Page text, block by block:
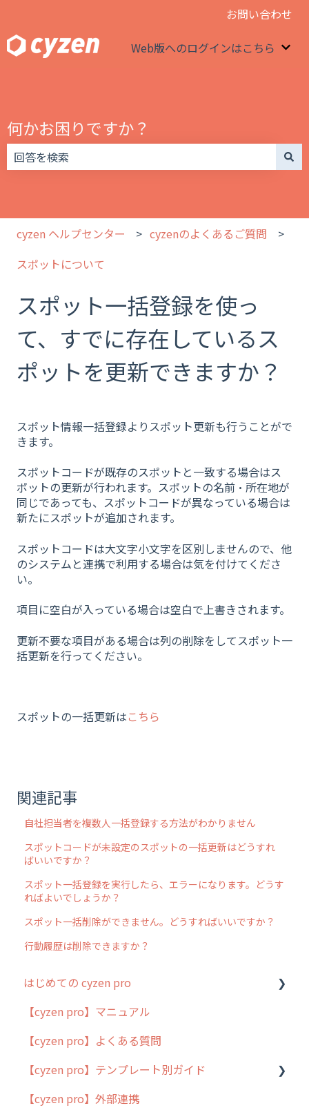
お問い合わせ
Web版へのログインはこちら
何かお困りですか？
cyzen ヘルプセンター
cyzenのよくあるご質問
スポットについて
スポット一括登録を使っ
て、すでに存在しているス
ポットを更新できますか？
スポット情報一括登録よりスポット更新も行うことがで
きます。
スポットコードが既存のスポットと一致する場合はス
ポットの更新が行われます。スポットの名前・所在地が
同じであっても、スポットコードが異なっている場合は
新たにスポットが追加されます。
スポットコードは大文字小文字を区別しませんので、他
のシステムと連携で利用する場合は気を付けてくださ
い。
項目に空白が入っている場合は空白で上書きされます。
更新不要な項目がある場合は列の削除をしてスポット一
括更新を行ってください。
スポットの一括更新はこちら
関連記事
自社担当者を複数人一括登録する方法がわかりません
スポットコードが未設定のスポットの一括更新はどうすれ
ばいいですか？
スポット一括登録を実行したら、エラーになります。どうす
ればよいでしょうか？
スポット一括削除ができません。どうすればいいですか？
行動履歴は削除できますか？
はじめての cyzen pro
cyzen pro とは？
簡易マニュアル
cyzen proの位置情報取得について
用語集
【cyzen pro】マニュアル
【cyzen pro】よくある質問
【cyzen pro】テンプレート別ガイド
ポスティング
【cyzen pro】外部連携